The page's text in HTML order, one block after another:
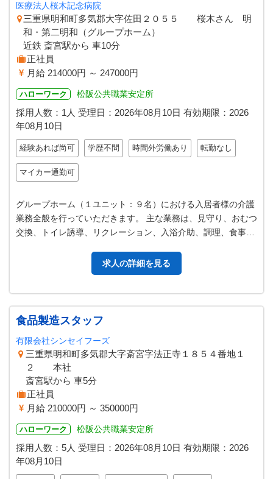
医療法人桜木記念病院
三重県明和町多気郡大字佐田２０５５ 桜木さん 明
和・第二明和（グループホーム）
近鉄 斎宮駅から 車10分
正社員
月給 214000円 ～ 247000円
ハローワーク 松阪公共職業安定所
採用人数：1人 受理日： 2026年08月10日 有効期限： 2026
年08月10日
経験あれば尚可 学歴不問 時間外労働あり 転勤なし
マイカー通勤可
グループホーム（１ユニット：９名）における入居者様の介護
業務全般を行っていただきます。 主な業務は、見守り、おむつ
交換、トイレ誘導、リクレーション、入浴介助、調理、食事介
求人の詳細を見る
食品製造スタッフ
有限会社シンセイフーズ
三重県明和町多気郡大字斎宮字法正寺１８５４番地１
２ 本社
斎宮駅から 車5分
正社員
月給 210000円 ～ 350000円
ハローワーク 松阪公共職業安定所
採用人数：5人 受理日： 2026年08月10日 有効期限： 2026
年08月10日